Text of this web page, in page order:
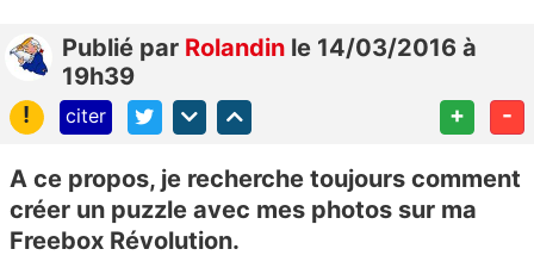
Publié par Rolandin le 14/03/2016 à
19h39
!
citer + -
A ce propos, je recherche toujours comment
créer un puzzle avec mes photos sur ma
Freebox Révolution.